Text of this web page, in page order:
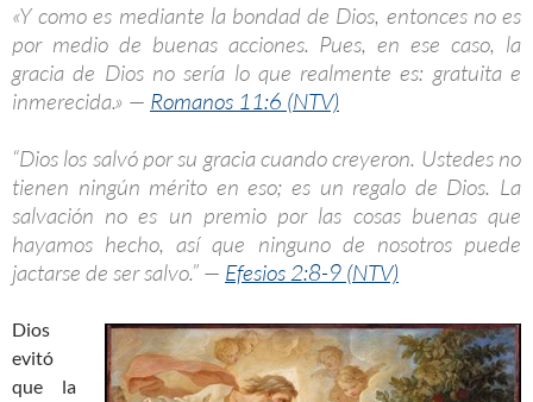
«Y como es mediante la bondad de Dios, entonces no es
por medio de buenas acciones. Pues, en ese caso, la
gracia de Dios no sería lo que realmente es: gratuita e
inmerecida.» — Romanos 11:6 (NTV)
“Dios los salvó por su gracia cuando creyeron. Ustedes no
tienen ningún mérito en eso; es un regalo de Dios. La
salvación no es un premio por las cosas buenas que
hayamos hecho, así que ninguno de nosotros puede
jactarse de ser salvo.” — Efesios 2:8-9 (NTV)
Dios
evitó
que la